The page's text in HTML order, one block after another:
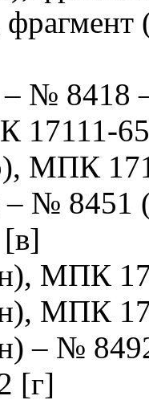
№ 8418
17111-65
МПК
№ 8451
МПК
МПК
– №
[г]